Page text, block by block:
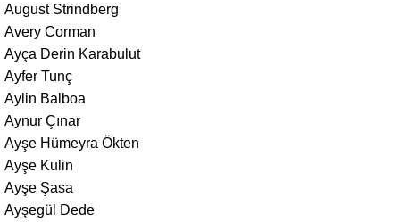
August Strindberg
Avery Corman
Ayça Derin Karabulut
Ayfer Tunç
Aylin Balboa
Aynur Çınar
Ayşe Hümeyra Ökten
Ayşe Kulin
Ayşe Şasa
Ayşegül Dede